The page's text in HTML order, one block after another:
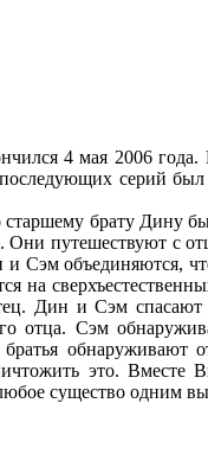
4 мая 2006 года.
серий был
брату Дину
Они путешествуют с
Сэм объединяются,
на
Дин и Сэм
отца. Сэм
обнаруживают
это. Вместе
существо одним